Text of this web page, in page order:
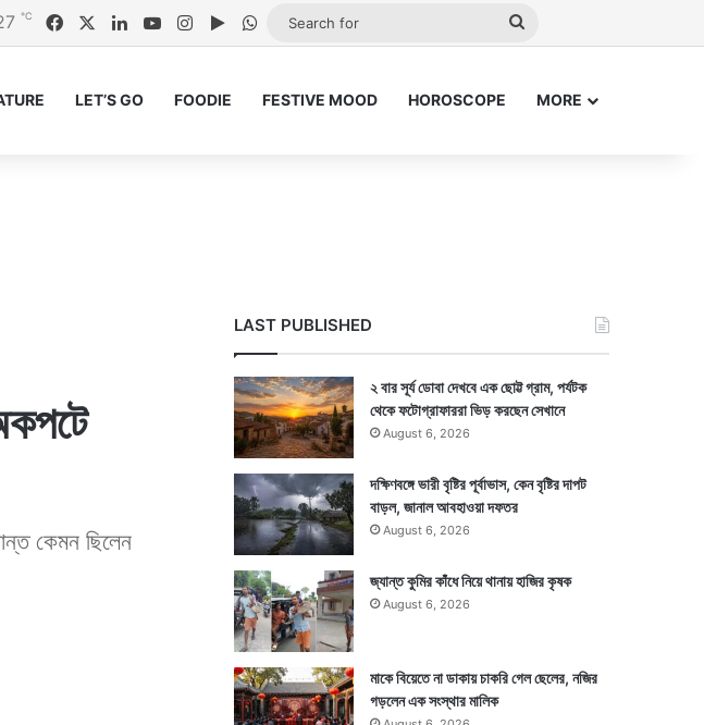
℃ FacebookLinkedInYouTubeInstagram
Google Play
WhatsApp
LET’S GO FOODIE FESTIVE MOOD HOROSCOPE MORE
কেমন ছিলেন
LAST PUBLISHED
২ বার সূর্য ডোবা দেখবে এক ছোট্ট গ্রাম, পর্যটক
থেকে ফটোগ্রাফাররা ভিড় করছেন সেখানে
August 6, 2026
দক্ষিণবঙ্গে ভারী বৃষ্টির পূর্বাভাস, কেন বৃষ্টির দাপট
বাড়ল, জানাল আবহাওয়া দফতর
August 6, 2026
জ্যান্ত কুমির কাঁধে নিয়ে থানায় হাজির কৃষক
August 6, 2026
মাকে বিয়েতে না ডাকায় চাকরি গেল ছেলের, নজির
গড়লেন এক সংস্থার মালিক